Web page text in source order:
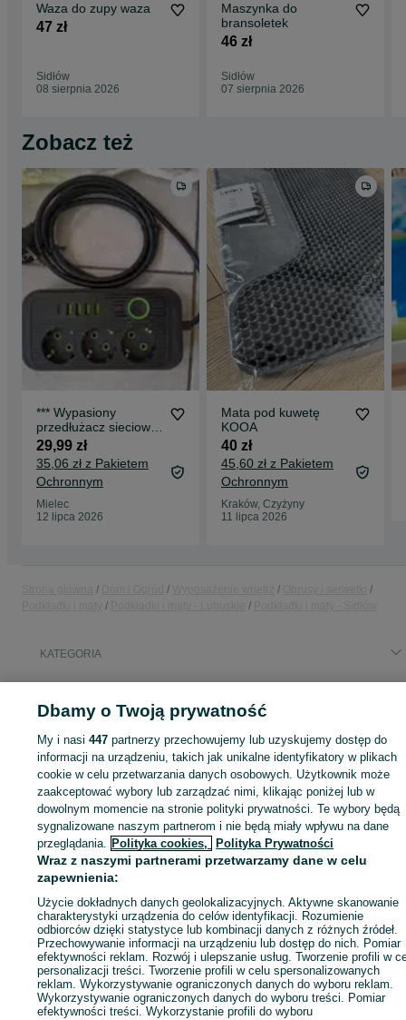
Waza do zupy waza
47 zł
Sidłów
08 sierpnia 2026
Maszynka do
bransoletek
46 zł
Sidłów
07 sierpnia 2026
Zobacz też
*** Wypasiony
przedłużacz sieciowy
2.5m do komputera,
TV + wbudowana
ładowarka 4xUSB,
USB-C + wyłącznik
główny ***
29,99 zł
35,06 zł z Pakietem
Ochronnym
Mielec
12 lipca 2026
Mata pod kuwetę
KOOA
40 zł
45,60 zł z Pakietem
Ochronnym
Kraków, Czyżyny
11 lipca 2026
KATEGORIA
1072073693
Zaloguj się lub załóż konto na OLX, aby skontaktować się z
sprzedającym
Zaloguj się / Załóż konto
Zadzwoń / SMS Wyślij wiadomość
Dbamy o Twoją prywatność
My i nasi447 partnerzy przechowujemy lub uzyskujemy dostęp do
informacji na urządzeniu, takich jak unikalne identyfikatory w plikach
cookie w celu przetwarzania danych osobowych. Użytkownik może
zaakceptować wybory lub zarządzać nimi, klikając poniżej lub w
dowolnym momencie na stronie polityki prywatności. Te wybory będą
sygnalizowane naszym partnerom i nie będą miały wpływu na dane
przeglądania. Polityka cookies, Polityka Prywatności
Wraz z naszymi partnerami przetwarzamy dane w celu
zapewnienia:
Użycie dokładnych danych geolokalizacyjnych. Aktywne skanowanie
charakterystyki urządzenia do celów identyfikacji. Rozumienie
odbiorców dzięki statystyce lub kombinacji danych z różnych źródeł.
Przechowywanie informacji na urządzeniu lub dostęp do nich. Pomiar
efektywności reklam. Rozwój i ulepszanie usług. Tworzenie profili w
personalizacji treści. Tworzenie profili w celu spersonalizowanych
reklam. Wykorzystywanie ograniczonych danych do wyboru reklam.
Wykorzystywanie ograniczonych danych do wyboru treści. Pomiar
efektywności treści. Wykorzystanie profili do wyboru